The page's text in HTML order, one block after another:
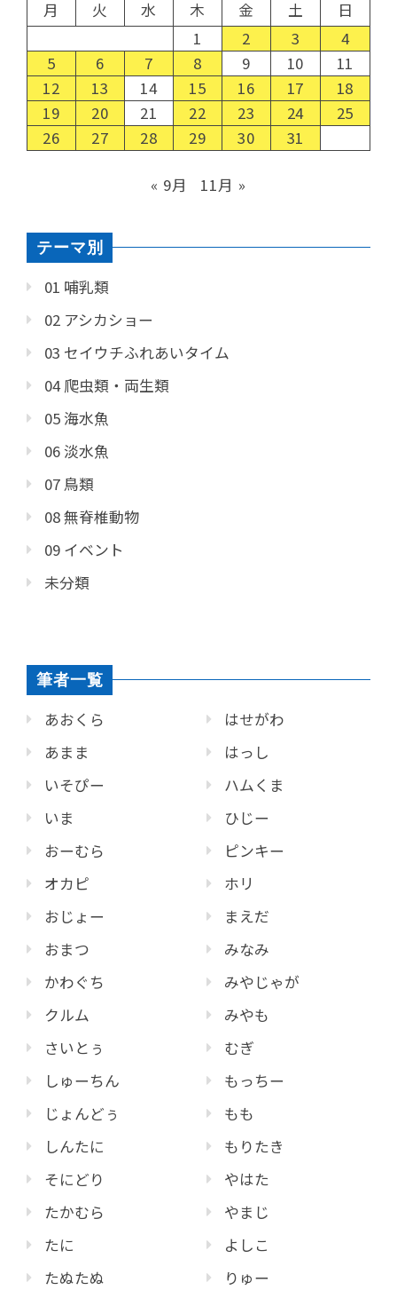
月 火 水 木 金 土
日
1
2 3
4
5
6 7 8 9 10
11
12
13 14 15 16 17
18
19
20 21 22 23 24
25
26
27 28 29 30 31
« 9月 11月 »
テーマ別
01 哺乳類
02 アシカショー
03 セイウチふれあいタイム
04 爬虫類・両生類
05 海水魚
06 淡水魚
07 鳥類
08 無脊椎動物
09 イベント
未分類
筆者一覧
あおくら
あまま
いそぴー
いま
おーむら
オカピ
おじょー
おまつ
かわぐち
クルム
さいとぅ
しゅーちん
じょんどぅ
しんたに
そにどり
たかむら
たに
たぬたぬ
はせがわ
はっし
ハムくま
ひじー
ピンキー
ホリ
まえだ
みなみ
みやじゃが
みやも
むぎ
もっちー
もも
もりたき
やはた
やまじ
よしこ
りゅー